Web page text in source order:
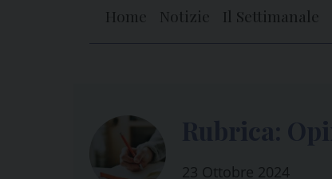
Home Notizie Il Settimanale
23 Ottobre 2024